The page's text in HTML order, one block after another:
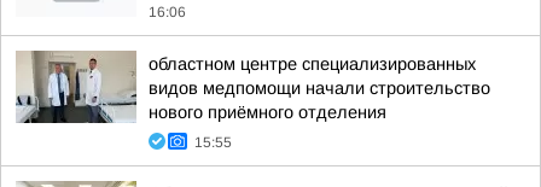
16:06
областном центре специализированных
видов медпомощи начали строительство
нового приёмного отделения
15:55